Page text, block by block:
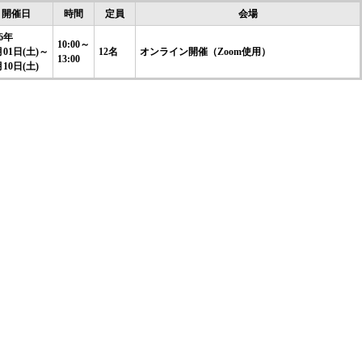
開催日 時間 定員 会場
年
01日(土)～
10日(土)
10:00～
13:00
12名 オンライン開催（Zoom使用）